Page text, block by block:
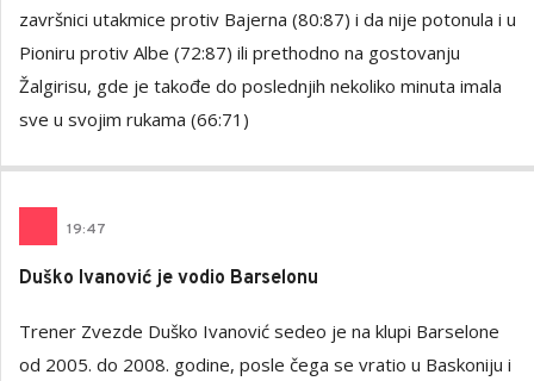
završnici utakmice protiv Bajerna (80:87) i da nije potonula i u
Pioniru protiv Albe (72:87) ili prethodno na gostovanju
Žalgirisu, gde je takođe do poslednjih nekoliko minuta imala
sve u svojim rukama (66:71)
19:47
Duško Ivanović je vodio Barselonu
Trener Zvezde Duško Ivanović sedeo je na klupi Barselone
od 2005. do 2008. godine, posle čega se vratio u Baskoniju i